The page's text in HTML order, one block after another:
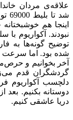
علاقه‌ی مردان
شد
اینجا هم
نبودند. آکواریوم
توضیح گونه‌ها به
شده بود. اما سرعت
آخر بخوانیم و
گردشگران قدم
دلچسب آکواریوم
دوستانه بکنیم. بعد
دریا عاشقی کنیم.